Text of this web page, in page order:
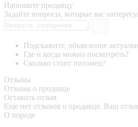
Напишите продавцу
Задайте вопросы, которые вас
Подскажите, объявление
Где и когда можно посмотреть?
Сколько стоит питомец?
Отзывы
Отзывы о продавце
Оставить отзыв
Еще нет отзывов о продавце. Ваш
О породе